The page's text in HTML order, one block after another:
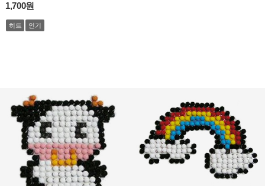
1,700원
히트 인기